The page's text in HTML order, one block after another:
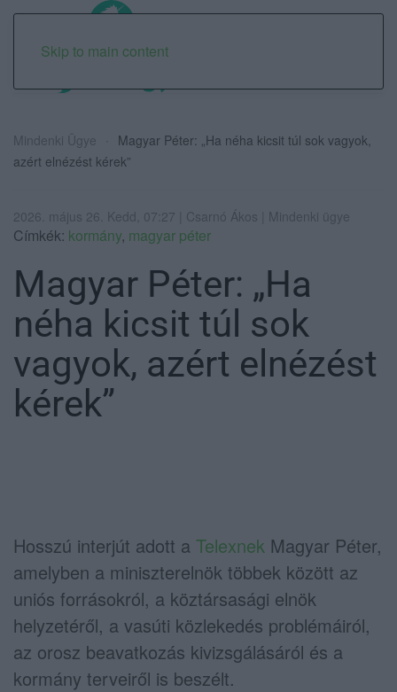
Skip to main content
Mindenki Ügye
Magyar Péter: „Ha néha kicsit túl sok vagyok,
azért elnézést kérek”
2026. május 26. Kedd, 07:27 | Csarnó Ákos | Mindenki ügye
Címkék: kormány, magyar péter
Magyar Péter: „Ha
néha kicsit túl sok
vagyok, azért elnézést
kérek”
Hosszú interjút adott a Telexnek Magyar Péter,
amelyben a miniszterelnök többek között az
uniós forrásokról, a köztársasági elnök
helyzetéről, a vasúti közlekedés problémáiról,
az orosz beavatkozás kivizsgálásáról és a
kormány terveiről is beszélt.